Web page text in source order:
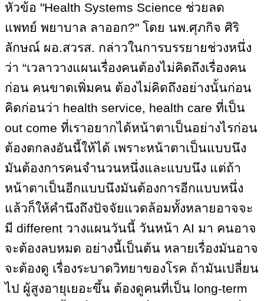
หัวข้อ "Health Systems Science ช่วยลด
แพทย์ พยาบาล ลาออก?" โดย นพ.ศุภกิจ ศิริ
ลักษณ์ ผอ.สวรส. กล่าวในการบรรยายช่วงหนึ่ง
ว่า “เวลาวางแผนเรื่องคนต้องไม่คิดถึงเรื่องคน
ก่อน คนขาดเพิ่มคน ต้องไม่คิดถึงอย่างนั้นก่อน
คิดก่อนว่า health service, health care ที่เป็น
out come ที่เราอยากได้หน้าตาเป็นอย่างไรก่อน
ต้องตกลงอันนี้ให้ได้ เพราะหน้าตาเป็นแบบนึง
มันต้องการคนจำนวนหนึ่งและแบบนึง แต่ถ้า
หน้าตาเป็นอีกแบบนึงมันต้องการอีกแบบหนึ่ง
แล้วก็ให้คำนึงถึงปัจจัยแวดล้อมทั้งหลายอาจจะ
มี different วางแผนวันนี้ วันหน้า AI มา คนอาจ
จะต้องลบหมด อย่างนี้เป็นต้น หลายเรื่องมันอาจ
จะต้องดู เรื่องระบาดวิทยาของโรค ถ้ามันเปลี่ยน
ไป ผู้สูงอายุเยอะขึ้น ต้องดูคนที่เป็น long-term